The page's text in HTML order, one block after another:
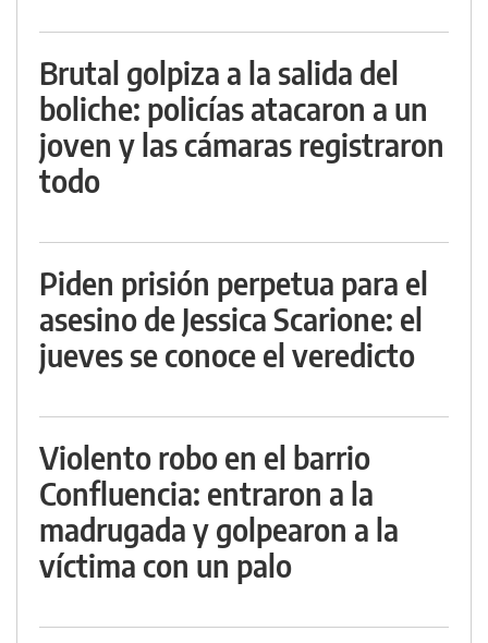
Brutal golpiza a la salida del
boliche: policías atacaron a un
joven y las cámaras registraron
todo
Piden prisión perpetua para el
asesino de Jessica Scarione: el
jueves se conoce el veredicto
Violento robo en el barrio
Confluencia: entraron a la
madrugada y golpearon a la
víctima con un palo